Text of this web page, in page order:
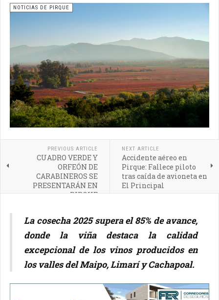
NOTICIAS DE PIRQUE
PREVIOUS ARTICLE
CUADRO VERDE Y
ORFEÓN DE
CARABINEROS SE
PRESENTARÁN EN
PIRQUE
NEXT ARTICLE
Accidente aéreo en
Pirque: Fallece piloto
tras caída de avioneta en
El Principal
La cosecha 2025 supera el 85% de avance,
donde la viña destaca la calidad
excepcional de los vinos producidos en
los valles del Maipo, Limarí y Cachapoal.